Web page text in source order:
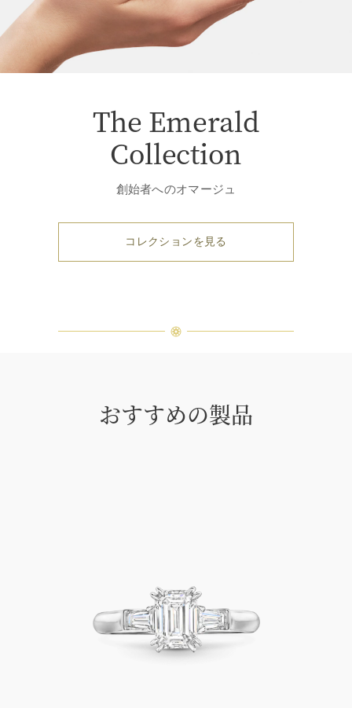
The Emerald
Collection
創始者へのオマージュ
コレクションを見る
おすすめの製品